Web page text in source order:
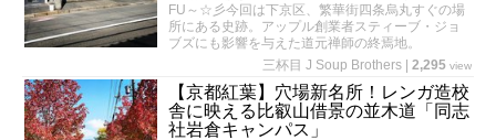
FU～☆彡今回は下京区、繁華街四条烏丸すぐの場
所にある史跡。アップル創業者スティーブ・ジョ
ブズにも影響を与えた道元禅師の終焉地。
三杯目 J Soup Brothers
2,295 view
【京都紅葉】穴場新名所！レンガ造校
舎に映える比叡山借景の並木道「同志
社岩倉キャンパス」